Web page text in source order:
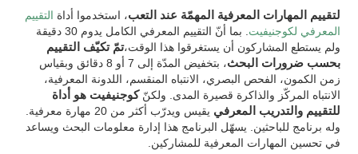
لتقييم المهارات المعرفية المهمّة عند التعب، استخدموا أداة التقييم
المعرفي لكوجنيفيت
. بما أنّ التقييم المعرفي الكامل يدوم 30 دقيقة
ولم يستطع المشاركون أن يستغرقوا هذا الوقت،تمّ تكيّف التقييم
بحسب ضرورات البحث
، بتخفيض المدّة إلى 7 أو 8 دقائق وبقياس
زمن الكمون، الفحص البصري، الانتباه المنقسم، اللدونة المعرفية،
الانتباه المركّز والذاكرة قصيرة المدى. ولكنّكوجنيفيت هو أداة
للتقييم والتدريب المعرفي
يقيس ويدرّب أكثر من 20 مهارة معرفية.
وله برنامج للباحثين. يسهّل البرنامج هذا إدارة معلومات البحث ويساعد
في تحسين المهارات المعرفية للمشاركين.